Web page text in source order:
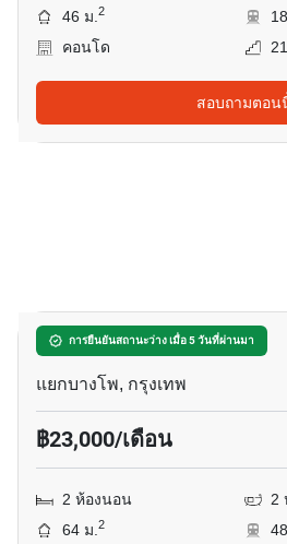
46 ม.2
คอนโด
สอบถามตอน
การยืนยันสถานะว่าง เมื่อ 5 วันที่ผ่านมา
เดอะ ทรี อินเตอร์เชนจ์
แยกบางโพ, กรุงเทพ
฿23,000/เดือน
2 ห้องนอน
2
64 ม.2